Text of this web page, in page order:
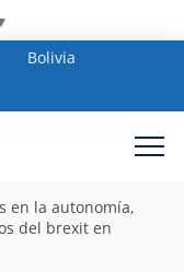
Bolivia
en la autonomía,
del brexit en